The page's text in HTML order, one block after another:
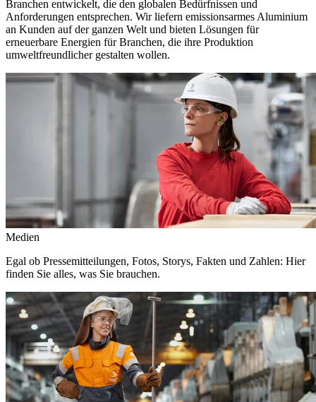
Branchen entwickelt, die den globalen Bedürfnissen und
Anforderungen entsprechen. Wir liefern emissionsarmes Aluminium
an Kunden auf der ganzen Welt und bieten Lösungen für
erneuerbare Energien für Branchen, die ihre Produktion
umweltfreundlicher gestalten wollen.
Medien
Egal ob Pressemitteilungen, Fotos, Storys, Fakten und Zahlen: Hier
finden Sie alles, was Sie brauchen.